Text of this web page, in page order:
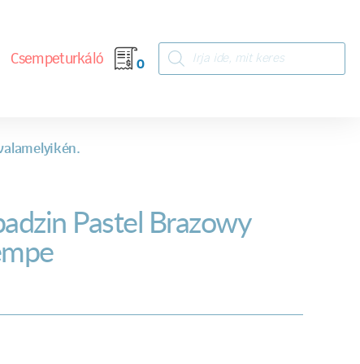
Csempeturkáló 0
Pastel Brazowy